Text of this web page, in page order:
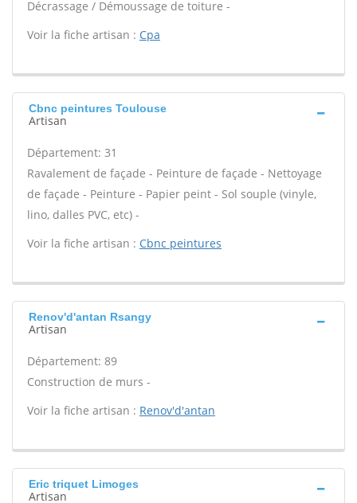
Décrassage / Démoussage de toiture -
Voir la fiche artisan : Cpa
Cbnc peintures Toulouse
Artisan
Département: 31
Ravalement de façade - Peinture de façade - Nettoyage
de façade - Peinture - Papier peint - Sol souple (vinyle,
lino, dalles PVC, etc) -
Voir la fiche artisan : Cbnc peintures
Renov'd'antan Rsangy
Artisan
Département: 89
Construction de murs -
Voir la fiche artisan : Renov'd'antan
Eric triquet Limoges
Artisan